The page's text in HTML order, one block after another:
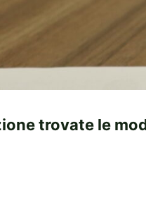
trovate le